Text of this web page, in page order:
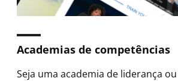
Academias de competências
Seja uma academia de liderança